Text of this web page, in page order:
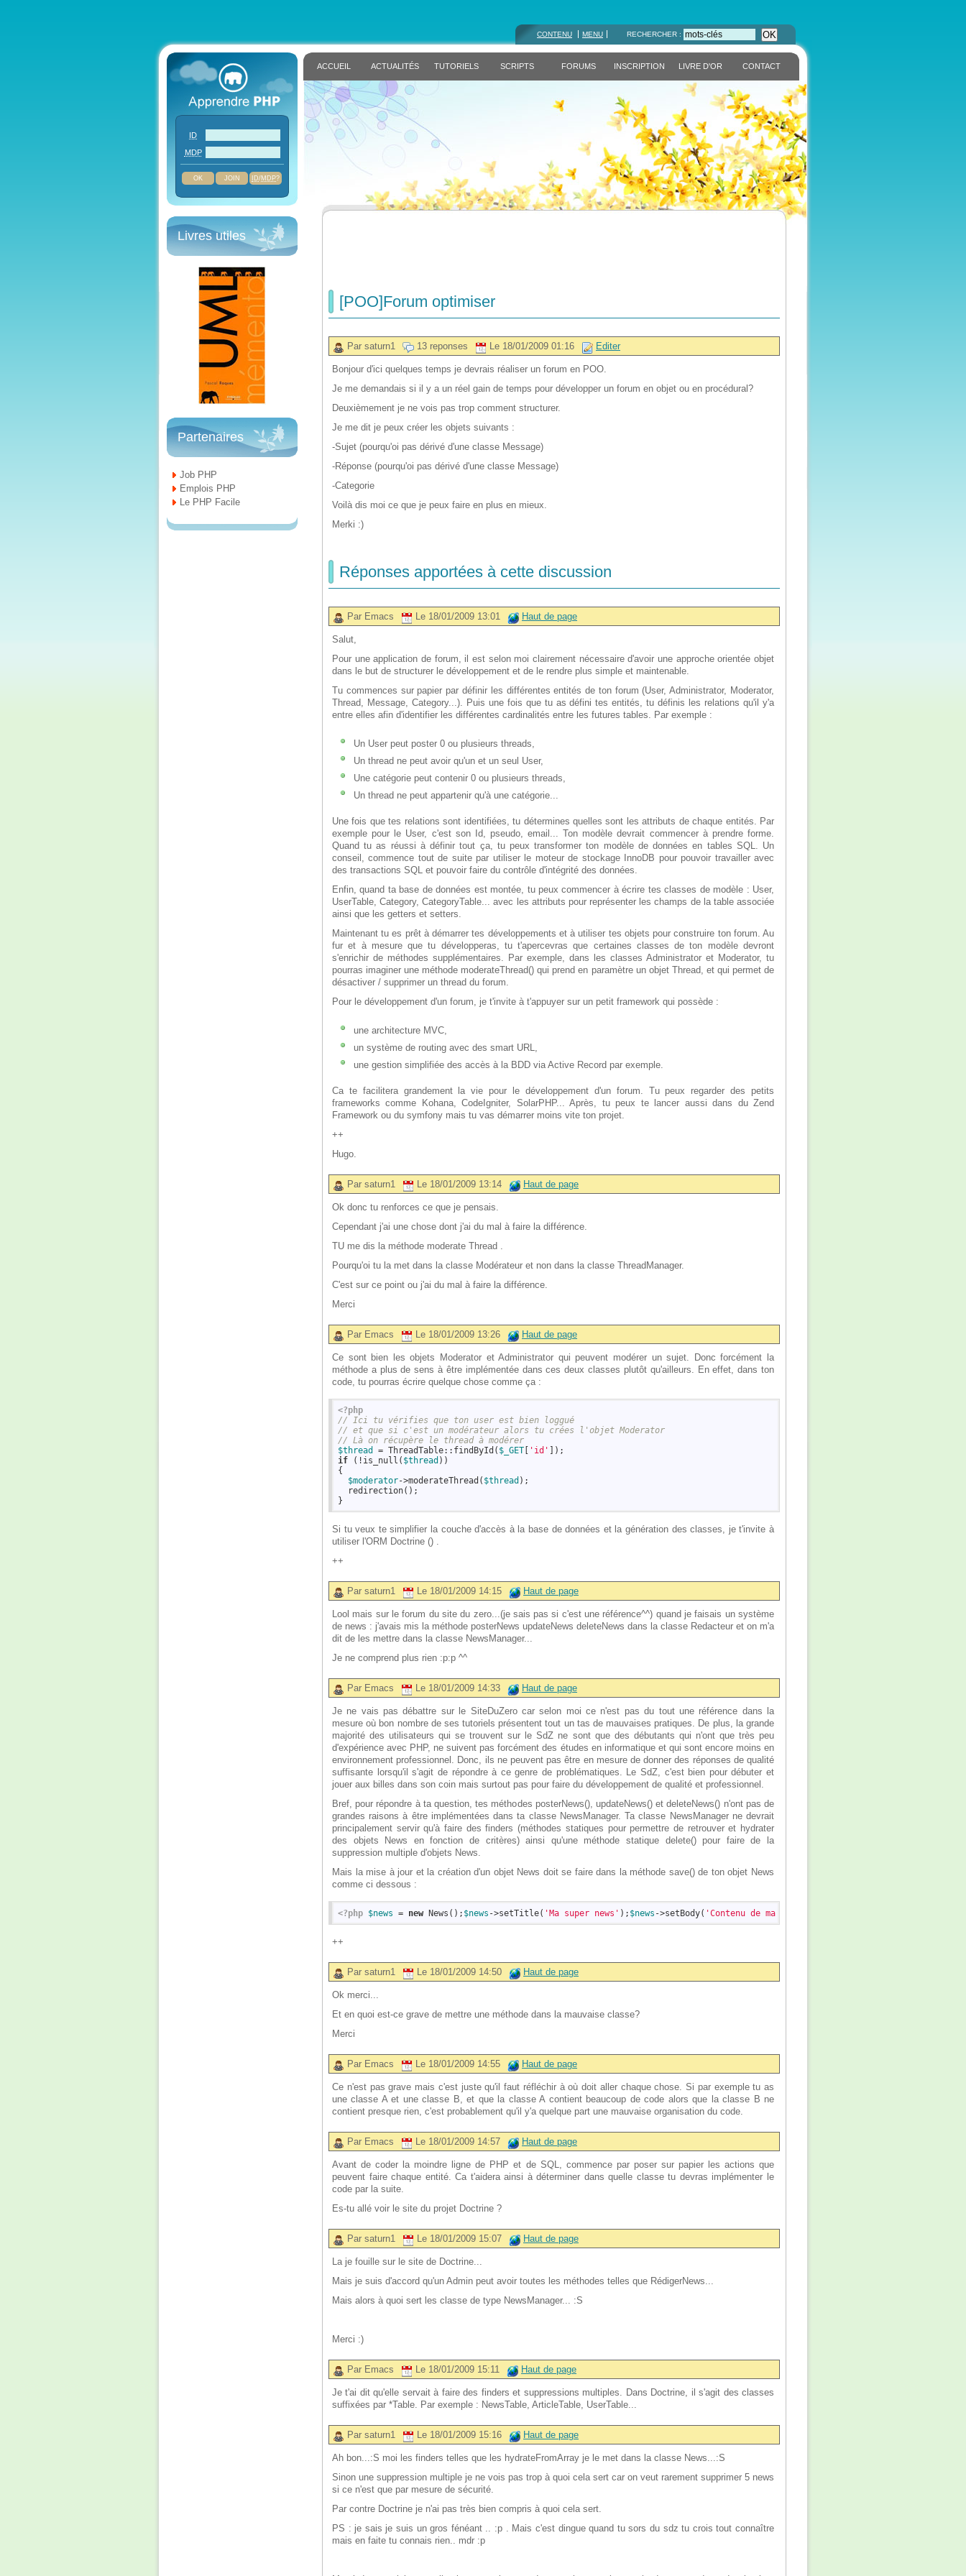
CONTENU MENU RECHERCHER : OK
ACCUEIL ACTUALITÉS TUTORIELS SCRIPTS FORUMS INSCRIPTION LIVRE D'OR CONTACT
[POO]Forum optimiser
Par saturn1 13 reponses Le 18/01/2009 01:16 Editer
Bonjour d'ici quelques temps je devrais réaliser un forum en POO.
Je me demandais si il y a un réel gain de temps pour développer un forum en objet ou en procédural?
Deuxièmement je ne vois pas trop comment structurer.
Je me dit je peux créer les objets suivants :
-Sujet (pourqu'oi pas dérivé d'une classe Message)
-Réponse (pourqu'oi pas dérivé d'une classe Message)
-Categorie
Voilà dis moi ce que je peux faire en plus en mieux.
Merki :)
Réponses apportées à cette discussion
Par Emacs Le 18/01/2009 13:01 Haut de page
Salut,
Pour une application de forum, il est selon moi clairement nécessaire d'avoir une approche orientée objet
dans le but de structurer le développement et de le rendre plus simple et maintenable.
Tu commences sur papier par définir les différentes entités de ton forum (User, Administrator, Moderator,
Thread, Message, Category...). Puis une fois que tu as défini tes entités, tu définis les relations qu'il y'a
entre elles afin d'identifier les différentes cardinalités entre les futures tables. Par exemple :
Un User peut poster 0 ou plusieurs threads,
Un thread ne peut avoir qu'un et un seul User,
Une catégorie peut contenir 0 ou plusieurs threads,
Un thread ne peut appartenir qu'à une catégorie...
Une fois que tes relations sont identifiées, tu détermines quelles sont les attributs de chaque entités. Par
exemple pour le User, c'est son Id, pseudo, email... Ton modèle devrait commencer à prendre forme.
Quand tu as réussi à définir tout ça, tu peux transformer ton modèle de données en tables SQL. Un
conseil, commence tout de suite par utiliser le moteur de stockage InnoDB pour pouvoir travailler avec
des transactions SQL et pouvoir faire du contrôle d'intégrité des données.
Enfin, quand ta base de données est montée, tu peux commencer à écrire tes classes de modèle : User,
UserTable, Category, CategoryTable... avec les attributs pour représenter les champs de la table associée
ainsi que les getters et setters.
Maintenant tu es prêt à démarrer tes développements et à utiliser tes objets pour construire ton forum. Au
fur et à mesure que tu développeras, tu t'apercevras que certaines classes de ton modèle devront
s'enrichir de méthodes supplémentaires. Par exemple, dans les classes Administrator et Moderator, tu
pourras imaginer une méthode moderateThread() qui prend en paramètre un objet Thread, et qui permet de
désactiver / supprimer un thread du forum.
Pour le développement d'un forum, je t'invite à t'appuyer sur un petit framework qui possède :
une architecture MVC,
un système de routing avec des smart URL,
une gestion simplifiée des accès à la BDD via Active Record par exemple.
Ca te facilitera grandement la vie pour le développement d'un forum. Tu peux regarder des petits
frameworks comme Kohana, CodeIgniter, SolarPHP... Après, tu peux te lancer aussi dans du Zend
Framework ou du symfony mais tu vas démarrer moins vite ton projet.
++
Hugo.
Par saturn1 Le 18/01/2009 13:14 Haut de page
Ok donc tu renforces ce que je pensais.
Cependant j'ai une chose dont j'ai du mal à faire la différence.
TU me dis la méthode moderate Thread .
Pourqu'oi tu la met dans la classe Modérateur et non dans la classe ThreadManager.
C'est sur ce point ou j'ai du mal à faire la différence.
Merci
Par Emacs Le 18/01/2009 13:26 Haut de page
Ce sont bien les objets Moderator et Administrator qui peuvent modérer un sujet. Donc forcément la
méthode a plus de sens à être implémentée dans ces deux classes plutôt qu'ailleurs. En effet, dans ton
code, tu pourras écrire quelque chose comme ça :
<?php
// Ici tu vérifies que ton user est bien loggué
// et que si c'est un modérateur alors tu crées l'objet Moderator
// Là on récupère le thread à modérer
$thread
= ThreadTable::findById( $_GET 'id'
if (!is_null( $thread ))
{
$moderator->moderateThread( $thread );
  redirection();
Si tu veux te simplifier la couche d'accès à la base de données et la génération des classes, je t'invite à
utiliser l'ORM Doctrine () .
++
Par saturn1 Le 18/01/2009 14:15 Haut de page
Lool mais sur le forum du site du zero...(je sais pas si c'est une référence^^) quand je faisais un système
de news : j'avais mis la méthode posterNews updateNews deleteNews dans la classe Redacteur et on m'a
dit de les mettre dans la classe NewsManager...
Je ne comprend plus rien :p:p ^^
Par Emacs Le 18/01/2009 14:33 Haut de page
Je ne vais pas débattre sur le SiteDuZero car selon moi ce n'est pas du tout une référence dans la
mesure où bon nombre de ses tutoriels présentent tout un tas de mauvaises pratiques. De plus, la grande
majorité des utilisateurs qui se trouvent sur le SdZ ne sont que des débutants qui n'ont que très peu
d'expérience avec PHP, ne suivent pas forcément des études en informatique et qui sont encore moins en
environnement professionnel. Donc, ils ne peuvent pas être en mesure de donner des réponses de qualité
suffisante lorsqu'il s'agit de répondre à ce genre de problématiques. Le SdZ, c'est bien pour débuter et
jouer aux billes dans son coin mais surtout pas pour faire du développement de qualité et professionnel.
Bref, pour répondre à ta question, tes méthodes posterNews(), updateNews() et deleteNews() n'ont pas de
grandes raisons à être implémentées dans ta classe NewsManager. Ta classe NewsManager ne devrait
principalement servir qu'à faire des finders (méthodes statiques pour permettre de retrouver et hydrater
des objets News en fonction de critères) ainsi qu'une méthode statique delete() pour faire de la
suppression multiple d'objets News.
Mais la mise à jour et la création d'un objet News doit se faire dans la méthode save() de ton objet News
comme ci dessous :
<?php $news = new News(); $news ->setTitle( 'Ma super news' ); $news ->setBody( 'Contenu de ma super news'
++
Par saturn1 Le 18/01/2009 14:50 Haut de page
Ok merci...
Et en quoi est-ce grave de mettre une méthode dans la mauvaise classe?
Merci
Par Emacs Le 18/01/2009 14:55 Haut de page
Ce n'est pas grave mais c'est juste qu'il faut réfléchir à où doit aller chaque chose. Si par exemple tu as
une classe A et une classe B, et que la classe A contient beaucoup de code alors que la classe B ne
contient presque rien, c'est probablement qu'il y'a quelque part une mauvaise organisation du code.
Par Emacs Le 18/01/2009 14:57 Haut de page
Avant de coder la moindre ligne de PHP et de SQL, commence par poser sur papier les actions que
peuvent faire chaque entité. Ca t'aidera ainsi à déterminer dans quelle classe tu devras implémenter le
code par la suite.
Es-tu allé voir le site du projet Doctrine ?
Par saturn1 Le 18/01/2009 15:07 Haut de page
La je fouille sur le site de Doctrine...
Mais je suis d'accord qu'un Admin peut avoir toutes les méthodes telles que RédigerNews...
Mais alors à quoi sert les classe de type NewsManager... :S
Merci :)
Par Emacs Le 18/01/2009 15:11 Haut de page
Je t'ai dit qu'elle servait à faire des finders et suppressions multiples. Dans Doctrine, il s'agit des classes
suffixées par *Table. Par exemple : NewsTable, ArticleTable, UserTable...
Par saturn1 Le 18/01/2009 15:16 Haut de page
Ah bon...:S moi les finders telles que les hydrateFromArray je le met dans la classe News...:S
Sinon une suppression multiple je ne vois pas trop à quoi cela sert car on veut rarement supprimer 5 news
si ce n'est que par mesure de sécurité.
Par contre Doctrine je n'ai pas très bien compris à quoi cela sert.
PS : je sais je suis un gros fénéant .. :p . Mais c'est dingue quand tu sors du sdz tu crois tout connaître
mais en faite tu connais rien.. mdr :p
ID
MDP
JOIN ID/MDP?
Livres utiles
Partenaires
Job PHP
Emplois PHP
Le PHP Facile